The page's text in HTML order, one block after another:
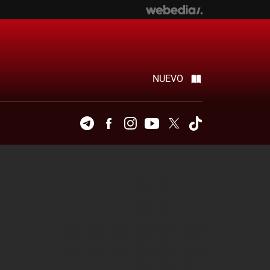
NUEVO
TelegramFacebookInstagramYoutubeTwitter